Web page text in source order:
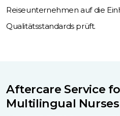
Reiseunternehmen auf die
Qualitätsstandards prüft.
Aftercare Service
Multilingual Nurses